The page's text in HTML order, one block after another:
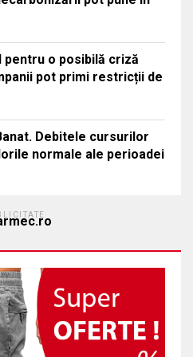
pentru o posibilă criză
pot primi restricții de
Debitele cursurilor
normale ale perioadei